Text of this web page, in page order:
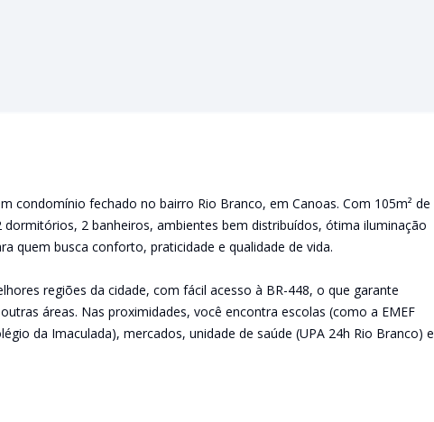
condomínio fechado no bairro Rio Branco, em Canoas. Com 105m² de
2 banheiros, ambientes bem distribuídos, ótima iluminação
quem busca conforto, praticidade e qualidade de vida.
regiões da cidade, com fácil acesso à BR-448, o que garante
áreas. Nas proximidades, você encontra escolas (como a EMEF
da Imaculada), mercados, unidade de saúde (UPA 24h Rio Branco) e